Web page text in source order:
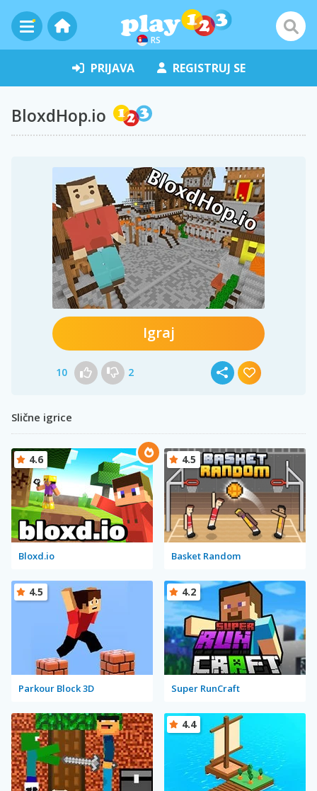
RS
PRIJAVA REGISTRUJ SE
BloxdHop.io
Igraj
10 2
Slične igrice
Bloxd.io
4.6
Basket Random
4.5
Parkour Block 3D
4.5
Super RunCraft
4.2
4.4